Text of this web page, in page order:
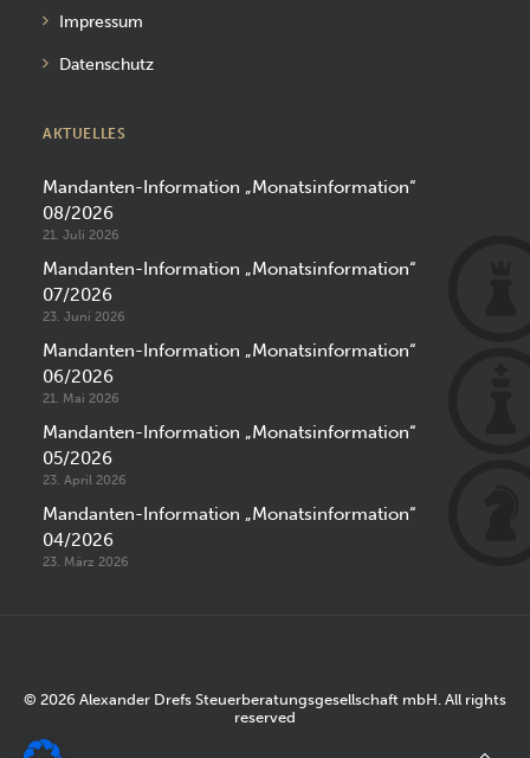
Impressum
Datenschutz
AKTUELLES
Mandanten-Information „Monatsinformation“
08/2026
21. Juli 2026
Mandanten-Information „Monatsinformation“
07/2026
23. Juni 2026
Mandanten-Information „Monatsinformation“
06/2026
21. Mai 2026
Mandanten-Information „Monatsinformation“
05/2026
23. April 2026
Mandanten-Information „Monatsinformation“
04/2026
23. März 2026
© 2026 Alexander Drefs Steuerberatungsgesellschaft mbH. All rights
reserved